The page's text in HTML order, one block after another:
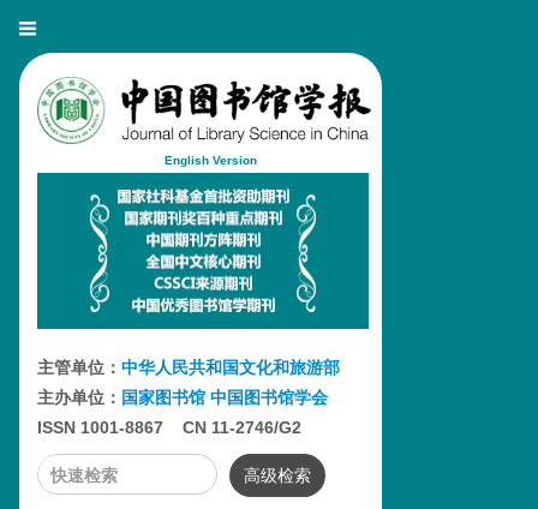
English Version
主管单位： 中华人民共和国文化和旅游部
主办单位： 国家图书馆 中国图书馆学会
ISSN 1001-8867 CN 11-2746/G2
高级检索